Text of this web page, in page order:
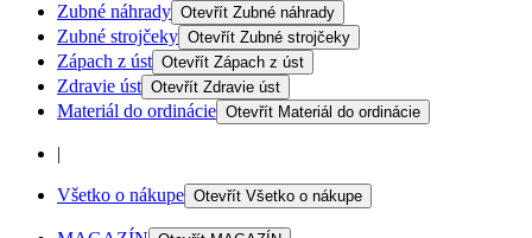
Zubné náhrady Otevřít Zubné náhrady
Zubné strojčeky Otevřít Zubné strojčeky
Zápach z úst Otevřít Zápach z úst
Zdravie úst Otevřít Zdravie úst
Materiál do ordinácie Otevřít Materiál do ordinácie
|
Všetko o nákupe Otevřít Všetko o nákupe